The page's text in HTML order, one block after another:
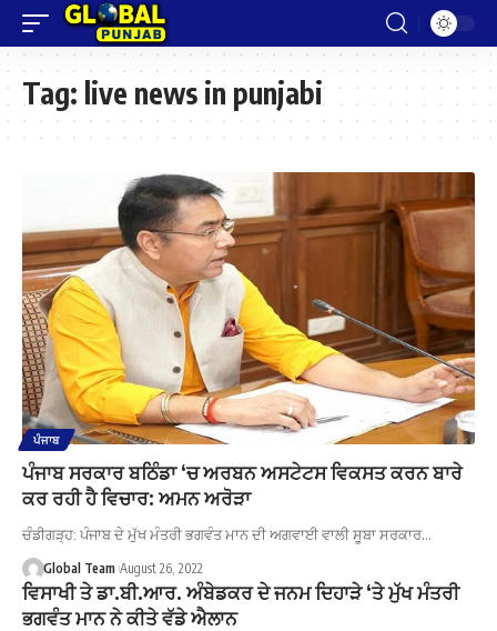
Tag: live news in punjabi
ਪੰਜਾਬ
ਪੰਜਾਬ ਸਰਕਾਰ ਬਠਿੰਡਾ ‘ਚ ਅਰਬਨ ਅਸਟੇਟਸ ਵਿਕਸਤ ਕਰਨ ਬਾਰੇ
ਕਰ ਰਹੀ ਹੈ ਵਿਚਾਰ: ਅਮਨ ਅਰੋੜਾ
ਚੰਡੀਗੜ੍ਹ: ਪੰਜਾਬ ਦੇ ਮੁੱਖ ਮੰਤਰੀ ਭਗਵੰਤ ਮਾਨ ਦੀ ਅਗਵਾਈ ਵਾਲੀ ਸੂਬਾ ਸਰਕਾਰ…
Global Team August 26, 2022
ਵਿਸਾਖੀ ਤੇ ਡਾ.ਬੀ.ਆਰ. ਅੰਬੇਡਕਰ ਦੇ ਜਨਮ ਦਿਹਾੜੇ ‘ਤੇ ਮੁੱਖ ਮੰਤਰੀ
ਭਗਵੰਤ ਮਾਨ ਨੇ ਕੀਤੇ ਵੱਡੇ ਐਲਾਨ